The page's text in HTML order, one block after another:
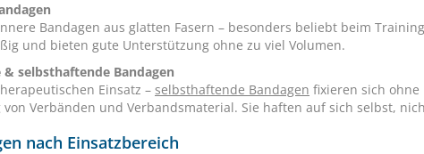
Bandagen aus glatten Fasern – besonders beliebt beim
und bieten gute Unterstützung ohne zu viel Volumen.
& selbsthaftende Bandagen
Einsatz – selbsthaftende Bandagen fixieren sich
von Verbänden und Verbandsmaterial. Sie haften auf sich selbst,
nach Einsatzbereich